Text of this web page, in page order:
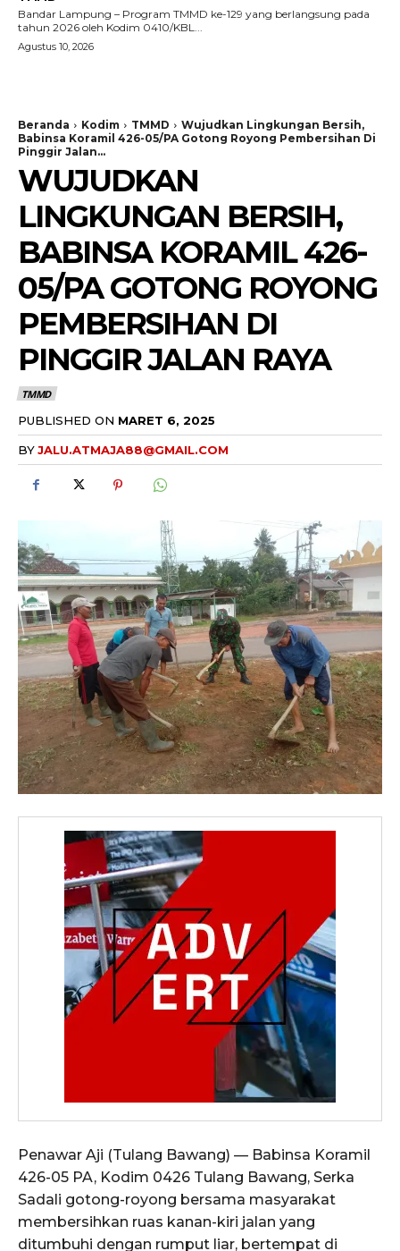
Bandar Lampung – Program TMMD ke-129 yang berlangsung pada
tahun 2026 oleh Kodim 0410/KBL...
Agustus 10, 2026